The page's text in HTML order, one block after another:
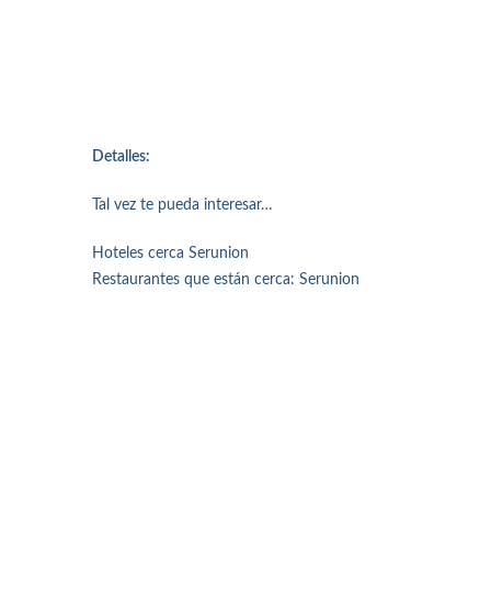
Detalles:
Tal vez te pueda interesar…
Hoteles cerca Serunion
Restaurantes que están cerca: Serunion